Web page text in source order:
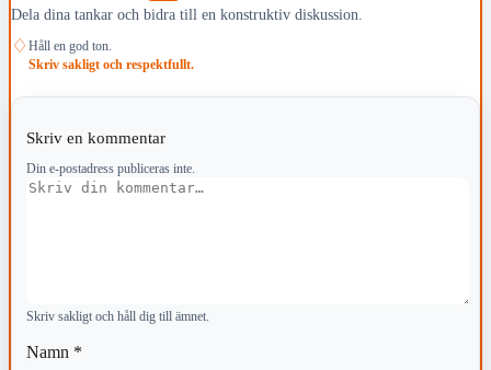
Dela dina tankar och bidra till en konstruktiv diskussion.
♢ Håll en god ton.
Skriv sakligt och respektfullt.
Skriv en kommentar
Din e-postadress publiceras inte.
Kommentar
Skriv sakligt och håll dig till ämnet.
Namn *